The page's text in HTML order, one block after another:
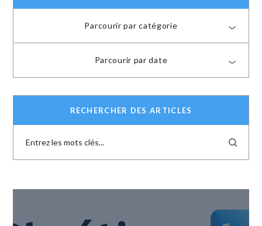
Parcourir par catégorie
Parcourir par date
RECHERCHER DES ARTICLES